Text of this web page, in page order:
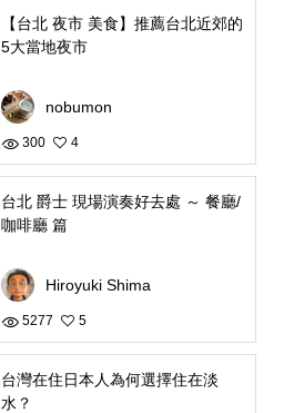
【台北 夜市 美食】推薦台北近郊的
5大當地夜市
nobumon
300 4
台北 爵士 現場演奏好去處 ～ 餐廳/
咖啡廳 篇
Hiroyuki Shima
5277 5
台灣在住日本人為何選擇住在淡
水？